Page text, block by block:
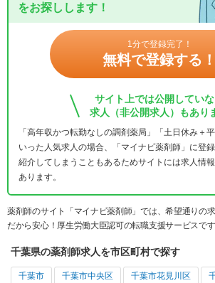
をお探しします！
1分で登録完了！
無料で登録する！
サイト上では公開してい
求人（非公開求人）もあり
「高年収かつ転勤なしの調剤薬局」「土日休み＋
いった人気求人の場合、「マイナビ薬剤師」に登
紹介してしまうこともあるためサイトには求人情
あります。
薬剤師のサイト「マイナビ薬剤師」では、希望通りの
だから安心！厚生労働大臣認可の転職支援サービスです
千葉県の薬剤師求人を市区町村で探す
千葉市 千葉市中央区 千葉市花見川区